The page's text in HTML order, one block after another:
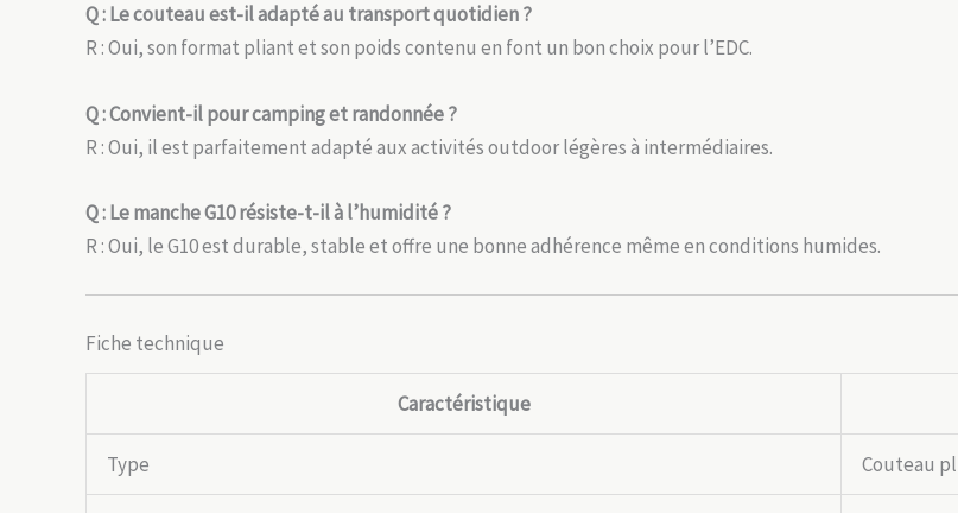
Q : Le couteau est-il adapté au transport quotidien ?
R : Oui, son format pliant et son poids contenu en font un bon choix pour l’EDC.
Q : Convient-il pour camping et randonnée ?
R : Oui, il est parfaitement adapté aux activités outdoor légères à intermédiaires.
Q : Le manche G10 résiste-t-il à l’humidité ?
R : Oui, le G10 est durable, stable et offre une bonne adhérence même en conditions humides.
Fiche technique
Caractéristique
Type Couteau